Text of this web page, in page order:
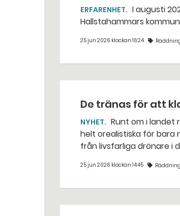
ERFARENHET
Hallstahammars
25 jun 2026 klockan 16:24
De tränas för att
NYHET
helt orealistiska för bara
från livsfarliga drönare i
25 jun 2026 klockan 14:45